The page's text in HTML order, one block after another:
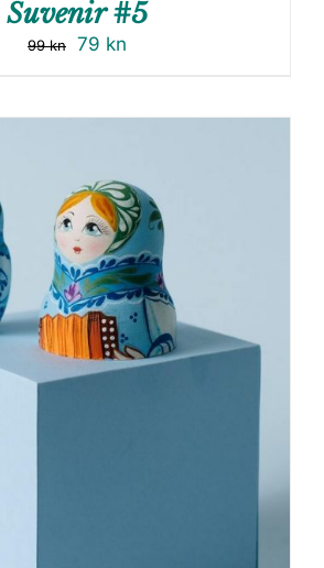
Suvenir #5
99kn 79 kn